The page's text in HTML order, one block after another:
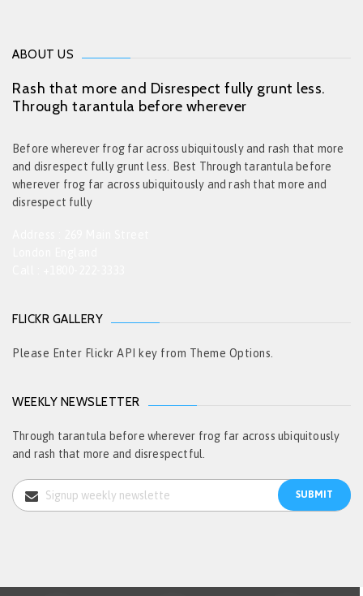
ABOUT US
Rash that more and Disrespect fully grunt less.
Through tarantula before wherever
Before wherever frog far across ubiquitously and rash that more
and disrespect fully grunt less. Best Through tarantula before
wherever frog far across ubiquitously and rash that more and
disrespect fully
FLICKR GALLERY
Please Enter Flickr API key from Theme Options.
WEEKLY NEWSLETTER
Through tarantula before wherever frog far across ubiquitously
and rash that more and disrespectful.